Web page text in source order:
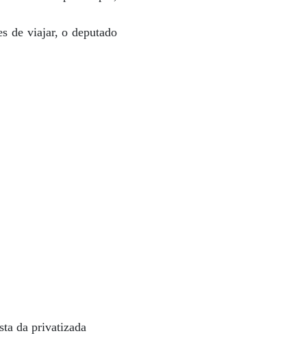
de viajar, o deputado
da privatizada